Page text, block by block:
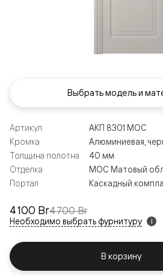
4 100 Br4 700 Br
Необходимо выбрать фурнитуру i
В корзину
Артикул
АКП 8301 МОС
Кромка
Алюминиевая,
Толщина полотна
40 мм
Отделка
МОС Матовый
Портал
Каскадный
Выбрать модель и